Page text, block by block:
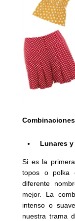
Lunares
Si es la
topos o
diferente
mejor. La
intenso o
nuestra trama